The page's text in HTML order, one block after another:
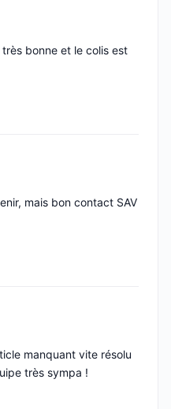
bonne et le colis est
mais bon contact SAV
manquant vite résolu
très sympa !